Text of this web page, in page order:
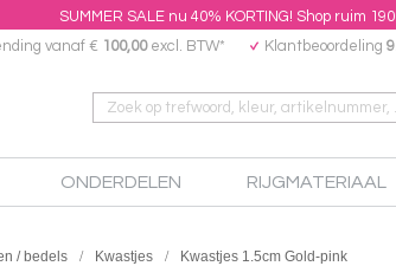
SUMMER SALE nu 40% KORTING! Shop ruim
vanaf € 100,00excl. BTW* Klantbeoordeling
ONDERDELEN RIJGMATERIAAL
/ bedels Kwastjes Kwastjes 1.5cm Gold-pink